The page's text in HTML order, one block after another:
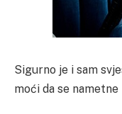
Sigurno je i sam
moći da se